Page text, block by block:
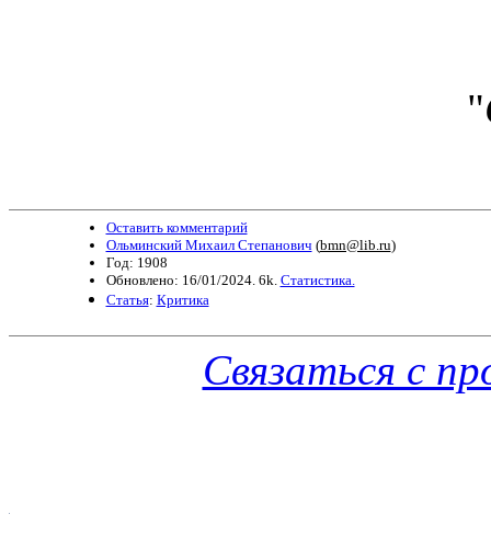
"
Оставить комментарий
Ольминский Михаил Степанович (bmn@lib.ru)
Год: 1908
Обновлено: 16/01/2024. 6k. Статистика.
Статья: Критика
Связаться с